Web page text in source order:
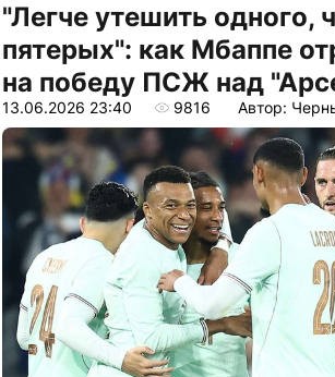
"Легче утешить одного,
пятерых": как Мбаппе
на победу ПСЖ над
13.06.2026 23:40 9816 Автор: